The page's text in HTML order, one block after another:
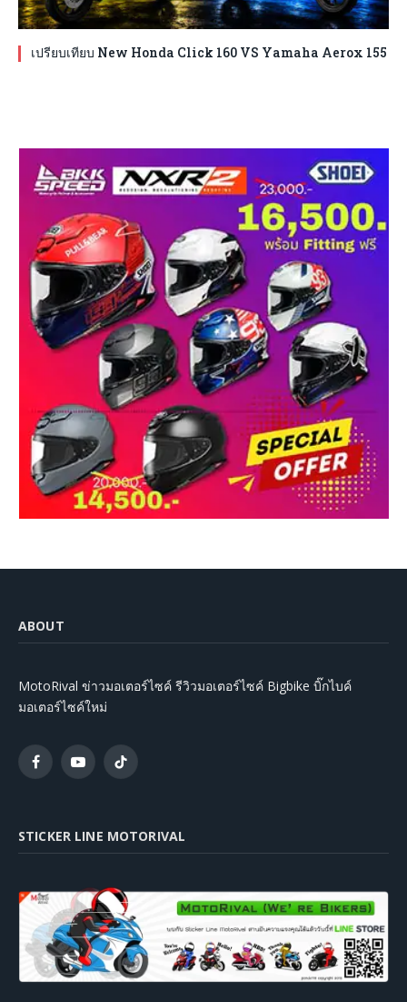
เปรียบเทียบ New Honda Click 160 VS Yamaha Aerox 155
ABOUT
MotoRival ข่าวมอเตอร์ไซค์ รีวิวมอเตอร์ไซค์ Bigbike บิ๊กไบค์
มอเตอร์ไซค์ใหม่
FacebookYouTubeTikTok
STICKER LINE MOTORIVAL